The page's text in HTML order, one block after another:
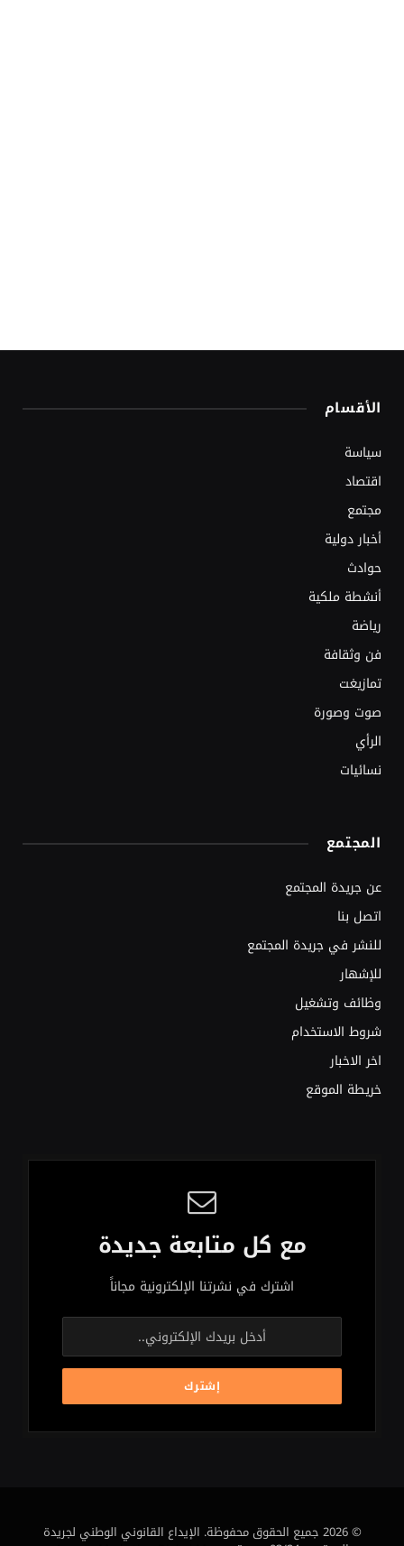
الأقسام
سياسة
اقتصاد
مجتمع
أخبار دولية
حوادث
أنشطة ملكية
رياضة
فن وثقافة
تمازيغت
صوت وصورة
الرأي
نسائيات
المجتمع
عن جريدة المجتمع
اتصل بنا
للنشر في جريدة المجتمع
للإشهار
وظائف وتشغيل
شروط الاستخدام
اخر الاخبار
خريطة الموقع
مع كل متابعة جديدة
اشترك في نشرتنا الإلكترونية مجاناً
© 2026 جميع الحقوق محفوظة. الإيداع القانوني الوطني لجريدة